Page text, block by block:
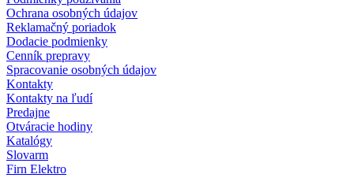
Ochrana osobných údajov
Reklamačný poriadok
Dodacie podmienky
Cenník prepravy
Spracovanie osobných údajov
Kontakty
Kontakty na ľudí
Predajne
Otváracie hodiny
Katalógy
Slovarm
Firn Elektro